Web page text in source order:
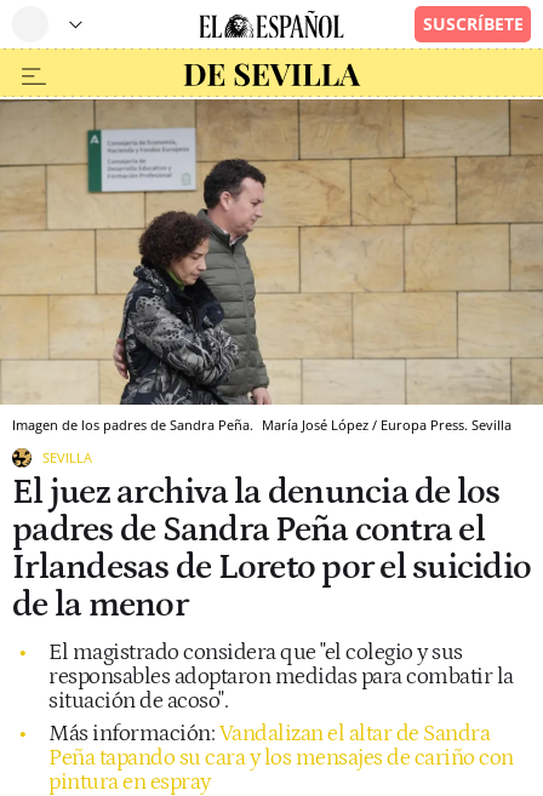
Imagen de los padres de Sandra Peña. María José López / Europa Press. Sevilla
SEVILLA
El juez archiva la denuncia de los
padres de Sandra Peña contra el
Irlandesas de Loreto por el suicidio
de la menor
El magistrado considera que "el colegio y sus
responsables adoptaron medidas para combatir la
situación de acoso".
Más información:Vandalizan el altar de Sandra
Peña tapando su cara y los mensajes de cariño con
pintura en espray